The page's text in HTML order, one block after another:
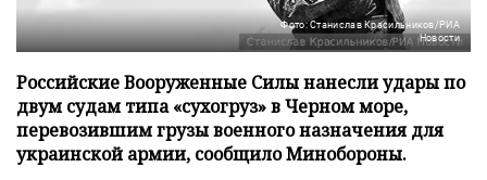
Фото: Станислав Красильников/РИА
Новости
Российские Вооруженные Силы нанесли удары по
двум судам типа «сухогруз» в Черном море,
перевозившим грузы военного назначения для
украинской армии, сообщило Минобороны.